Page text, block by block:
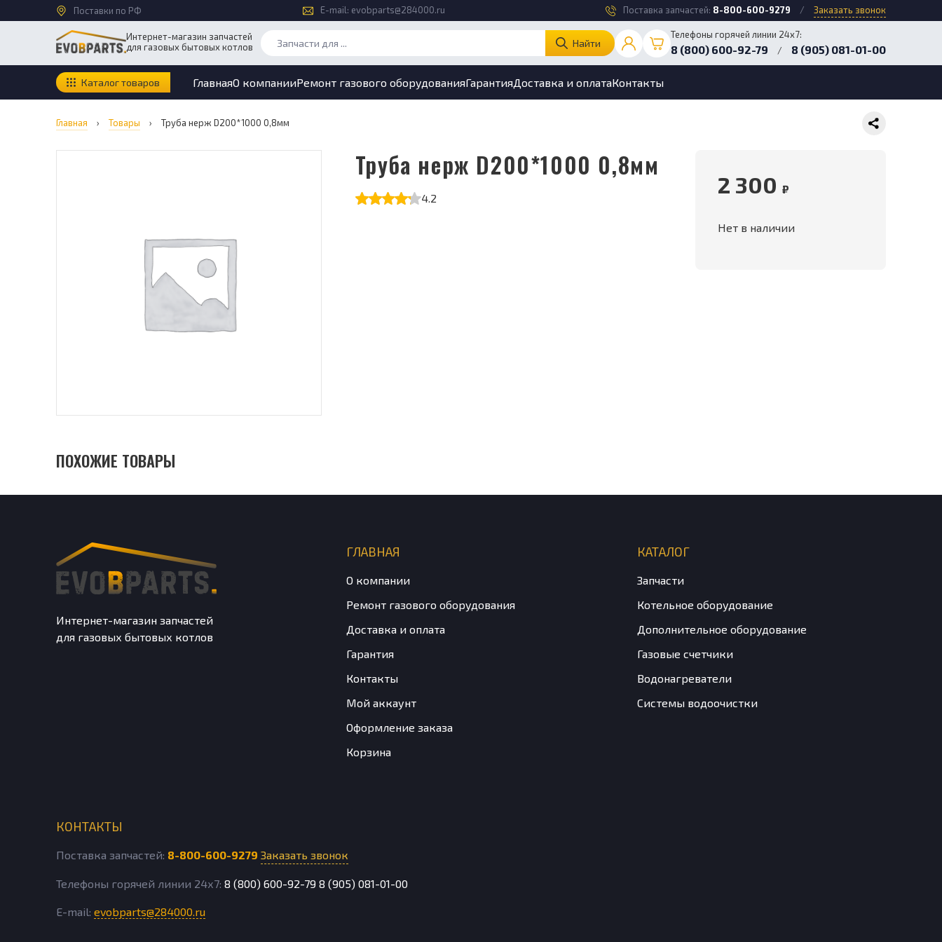
Поставки по РФ E-mail: evobparts@284000.ru Поставка запчастей: 8-800-600-9279 / Заказать звонок
Интернет-магазин запчастей
для газовых бытовых котлов
Найти
Телефоны горячей линии 24х7:
8 (800) 600-92-79 / 8 (905) 081-01-00
Каталог товаров ГлавнаяО компанииРемонт газового оборудованияГарантияДоставка и оплатаКонтакты
Главная › Товары › Труба нерж D200*1000 0,8мм
Труба нерж D200*1000 0,8мм
4.2
2 300 ₽
Нет в наличии
ПОХОЖИЕ ТОВАРЫ
Интернет-магазин запчастей
для газовых бытовых котлов
ГЛАВНАЯ
О компании
Ремонт газового оборудования
Доставка и оплата
Гарантия
Контакты
Мой аккаунт
Оформление заказа
Корзина
КАТАЛОГ
Запчасти
Котельное оборудование
Дополнительное оборудование
Газовые счетчики
Водонагреватели
Системы водоочистки
КОНТАКТЫ
Поставка запчастей: 8-800-600-9279 Заказать звонок
Телефоны горячей линии 24х7: 8 (800) 600-92-79 8 (905) 081-01-00
E-mail: evobparts@284000.ru